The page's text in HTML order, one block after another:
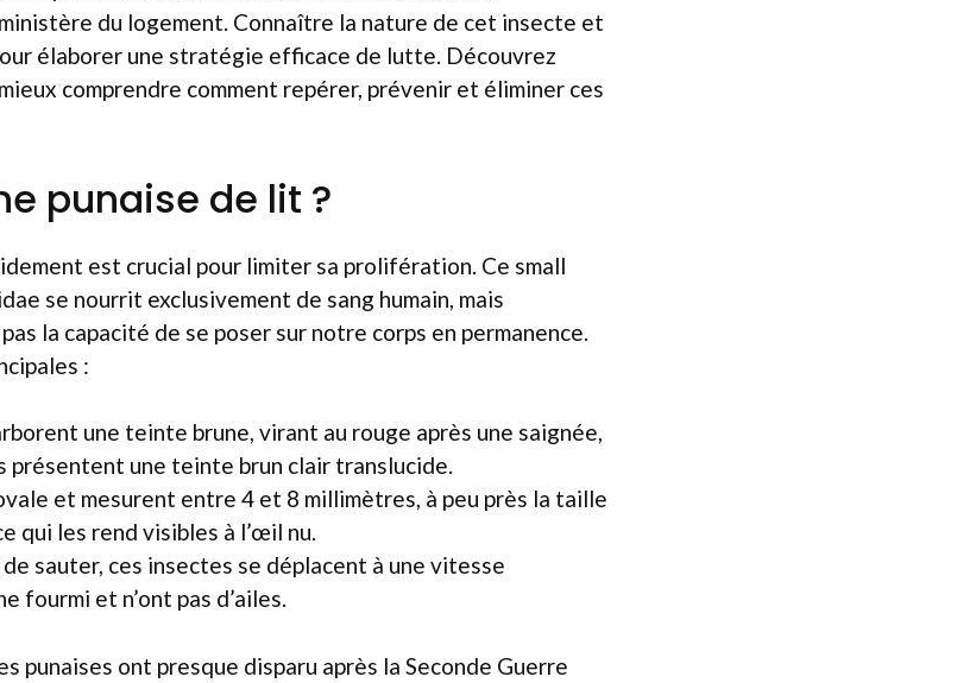
du logement. Connaître la nature de cet insecte et
élaborer une stratégie efficace de lutte. Découvrez
comprendre comment repérer, prévenir et éliminer ces
punaise de lit ?
est crucial pour limiter sa prolifération. Ce small
se nourrit exclusivement de sang humain, mais
la capacité de se poser sur notre corps en permanence.
:
une teinte brune, virant au rouge après une saignée,
présentent une teinte brun clair translucide.
et mesurent entre 4 et 8 millimètres, à peu près la taille
qui les rend visibles à l’œil nu.
sauter, ces insectes se déplacent à une vitesse
fourmi et n’ont pas d’ailes.
punaises ont presque disparu après la Seconde Guerre